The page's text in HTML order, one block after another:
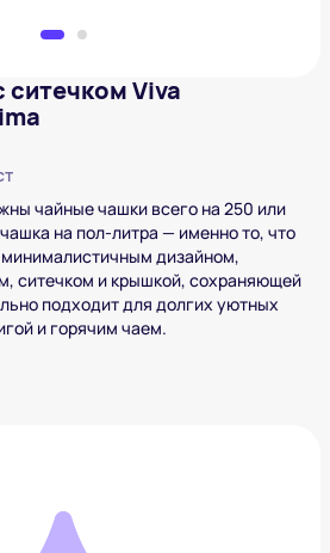
ситечком Viva
чайные чашки всего на 250 или
на пол-литра — именно то, что
дизайном,
ситечком и крышкой, сохраняющей
подходит для долгих уютных
и горячим чаем.